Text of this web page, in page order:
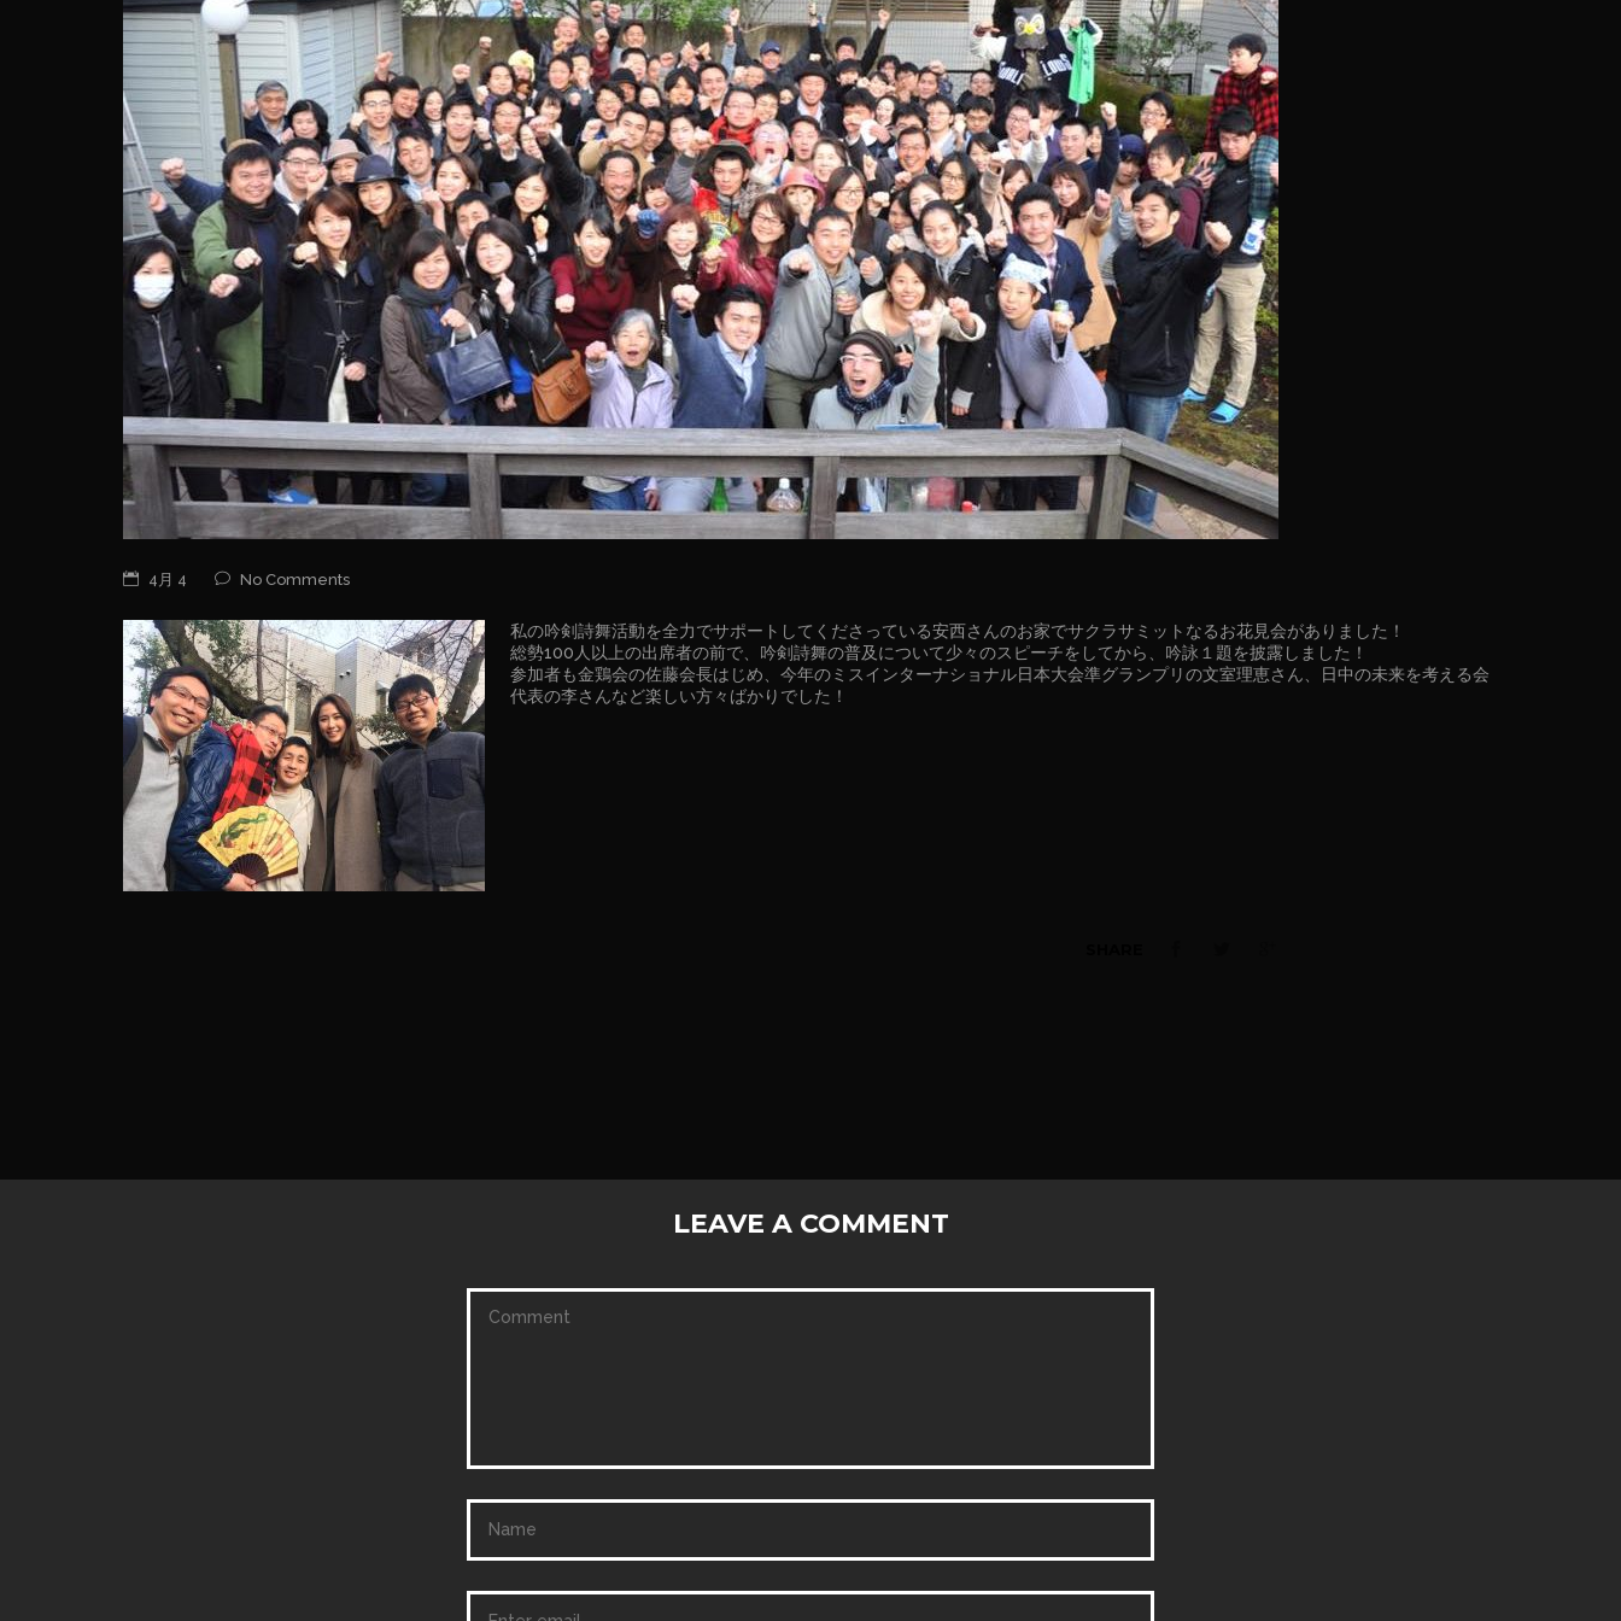
4月 4 No Comments
私の吟剣詩舞活動を全力でサポートしてくださっている安西さんのお家でサクラサミットなるお花見会がありました！
総勢100人以上の出席者の前で、吟剣詩舞の普及について少々のスピーチをしてから、吟詠１題を披露しました！
参加者も金鶏会の佐藤会長はじめ、今年のミスインターナショナル日本大会準グランプリの文室理恵さん、日中の未来を考える会
代表の李さんなど楽しい方々ばかりでした！
LEAVE A COMMENT